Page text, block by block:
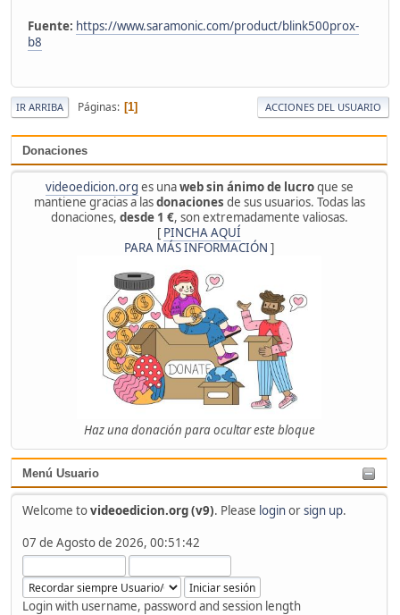
Donaciones
videoedicion.org es unaweb sin ánimo de lucroque se
mantiene gracias a lasdonaciones de sus usuarios. Todas las
donaciones, desde 1 €, son extremadamente valiosas.
[ PINCHA AQUÍ
PARA MÁS INFORMACIÓN ]
Haz una donación para ocultar este bloque
Menú Usuario
Welcome tovideoedicion.org (v9). Please loginorsign up.
07 de Agosto de 2026, 00:51:42
Login with username, password and session length
Fuente: https://www.saramonic.com/product/blink500prox-
b8
IR ARRIBA Páginas 1 ACCIONES DEL USUARIO